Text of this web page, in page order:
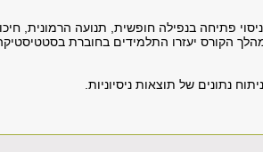
פתיחה בנפילה חופשית, תנועה הרמונית,
הקורס יעזרו התלמידים בחוברת
נתונים של תוצאות ניסיוניות.